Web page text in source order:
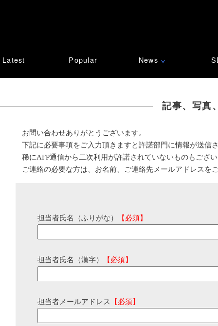
Latest Popular News ∨
記事、写真
お問い合わせありがとうございます。
下記に必要事項をご入力頂きますと許諾部門に情報が送信
稀にAFP通信から二次利用が許諾されていないものもござ
ご連絡の必要な方は、お名前、ご連絡先メールアドレスを
担当者氏名（ふりがな） 【必須】
担当者氏名（漢字） 【必須】
担当者メールアドレス 【必須】